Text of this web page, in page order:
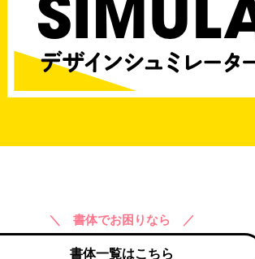
＼ 書体でお困りなら ／
書体一覧はこちら